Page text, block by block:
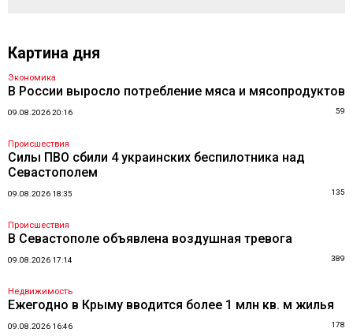
Картина дня
Экономика
В России выросло потребление мяса и мясопродуктов
09.08.2026 20:16 59
Происшествия
Силы ПВО сбили 4 украинских беспилотника над
Севастополем
09.08.2026 18:35 135
Происшествия
В Севастополе объявлена воздушная тревога
09.08.2026 17:14 389
Недвижимость
Ежегодно в Крыму вводится более 1 млн кв. м жилья
09.08.2026 16:46 178